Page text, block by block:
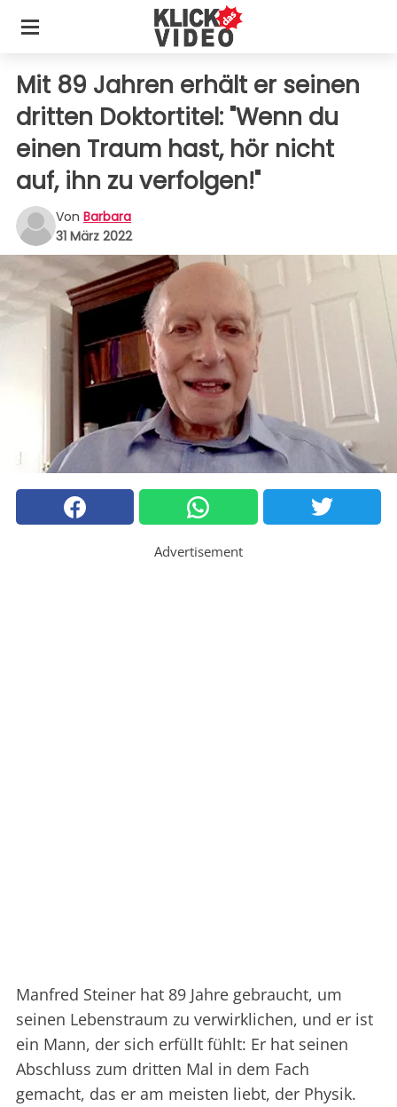
Mit 89 Jahren erhält er seinen
dritten Doktortitel: "Wenn du
einen Traum hast, hör nicht
auf, ihn zu verfolgen!"
Von Barbara
31 März 2022
Advertisement
Manfred Steiner hat 89 Jahre gebraucht, um
seinen Lebenstraum zu verwirklichen, und er ist
ein Mann, der sich erfüllt fühlt: Er hat seinen
Abschluss zum dritten Mal in dem Fach
gemacht, das er am meisten liebt, der Physik.